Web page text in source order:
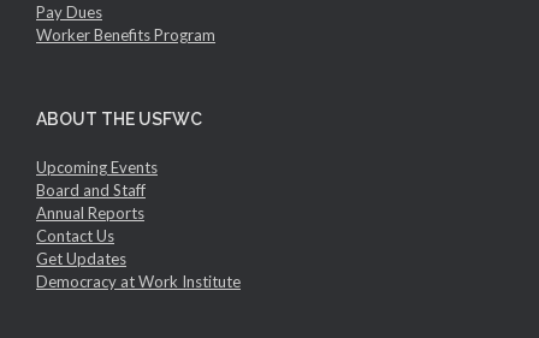
Pay Dues
Worker Benefits Program
ABOUT THE USFWC
Upcoming Events
Board and Staff
Annual Reports
Contact Us
Get Updates
Democracy at Work Institute